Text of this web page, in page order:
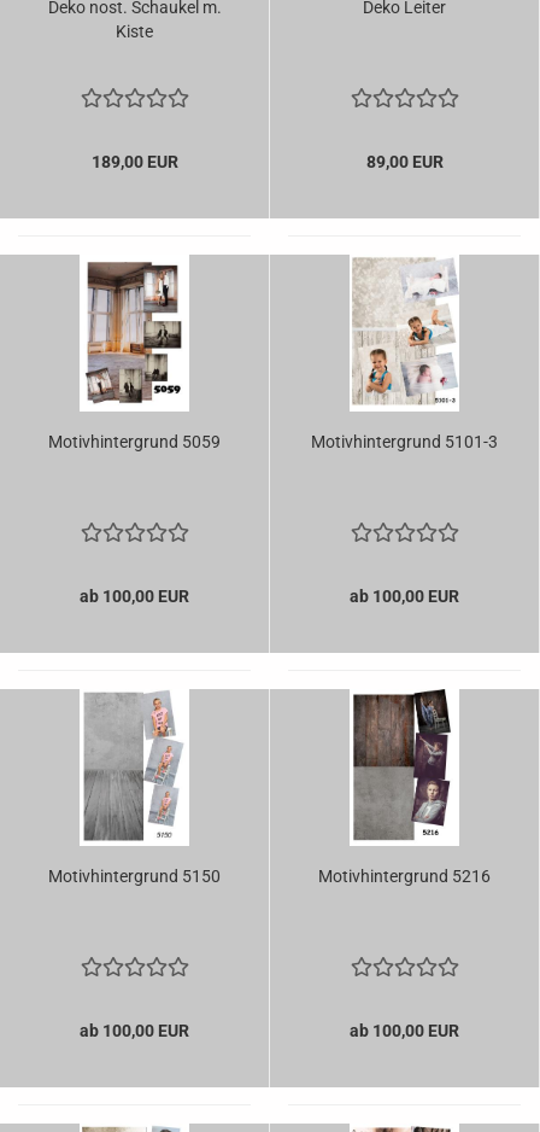
Deko nost. Schaukel m.
Kiste
189,00 EUR
Deko Leiter
89,00 EUR
Motivhintergrund 5059
ab 100,00 EUR
Motivhintergrund 5101-3
ab 100,00 EUR
Motivhintergrund 5150
ab 100,00 EUR
Motivhintergrund 5216
ab 100,00 EUR